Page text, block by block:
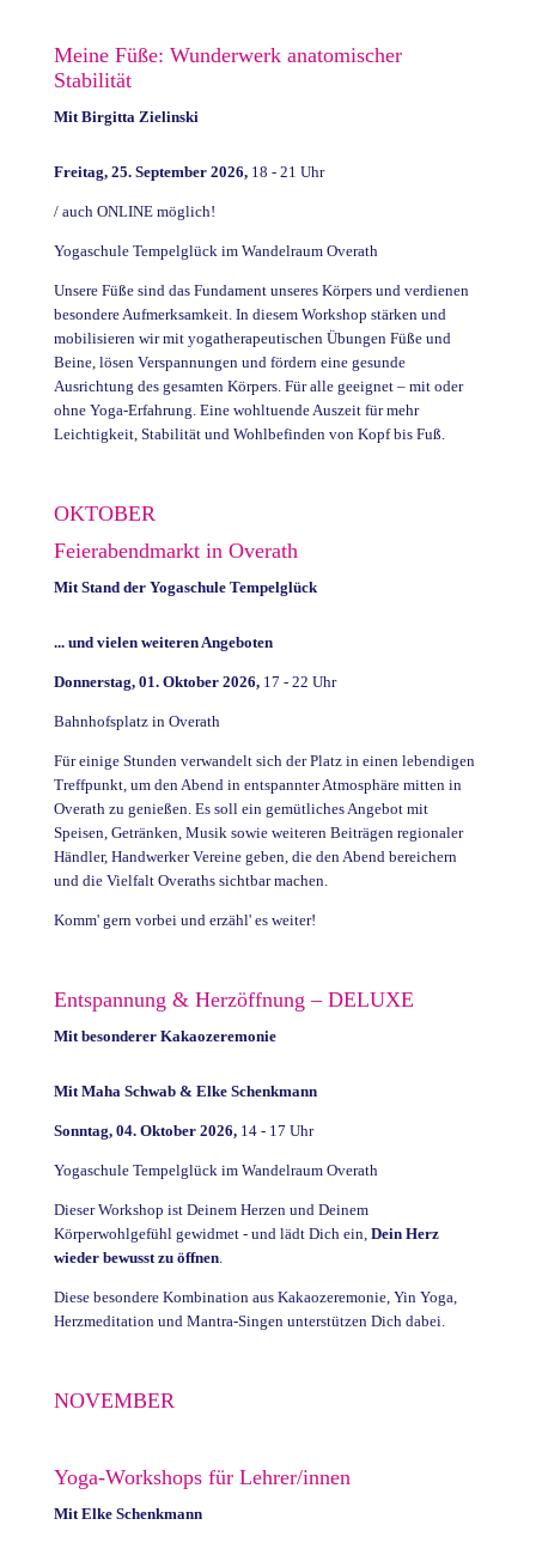
Meine Füße: Wunderwerk anatomischer
Stabilität
MitBirgitta Zielinski
Freitag, 25. September 2026,18 - 21 Uhr
/ auch ONLINE möglich!
Yogaschule Tempelglück im Wandelraum Overath
Unsere Füße sind das Fundament unseres Körpers und verdienen
besondere Aufmerksamkeit. In diesem Workshop stärken und
mobilisieren wir mit yogatherapeutischen Übungen Füße und
Beine, lösen Verspannungen und fördern eine gesunde
Ausrichtung des gesamten Körpers. Für alle geeignet – mit oder
ohne Yoga-Erfahrung. Eine wohltuende Auszeit für mehr
Leichtigkeit, Stabilität und Wohlbefinden von Kopf bis Fuß.
OKTOBER
Feierabendmarkt in Overath
Mit Stand der Yogaschule Tempelglück
... und vielen weiteren Angeboten
Donnerstag, 01. Oktober 2026,17 - 22 Uhr
Bahnhofsplatz in Overath
Für einige Stunden verwandelt sich der Platz in einen lebendigen
Treffpunkt, um den Abend in entspannter Atmosphäre mitten in
Overath zu genießen. Es soll ein gemütliches Angebot mit
Speisen, Getränken, Musik sowie weiteren Beiträgen regionaler
Händler, Handwerker Vereine geben, die den Abend bereichern
und die Vielfalt Overaths sichtbar machen.
Komm' gern vorbei und erzähl' es weiter!
Entspannung & Herzöffnung – DELUXE
Mit besonderer Kakaozeremonie
Mit Maha Schwab & Elke Schenkmann
Sonntag, 04. Oktober 2026,14 - 17 Uhr
Yogaschule Tempelglück im Wandelraum Overath
Dieser Workshop ist Deinem Herzen und Deinem
Körperwohlgefühl gewidmet - und lädt Dich ein, Dein Herz
wieder bewusst zu öffnen.
Diese besondere Kombination aus Kakaozeremonie, Yin Yoga,
Herzmeditation und Mantra-Singen unterstützen Dich dabei.
NOVEMBER
Yoga-Workshops für Lehrer/innen
Mit Elke Schenkmann